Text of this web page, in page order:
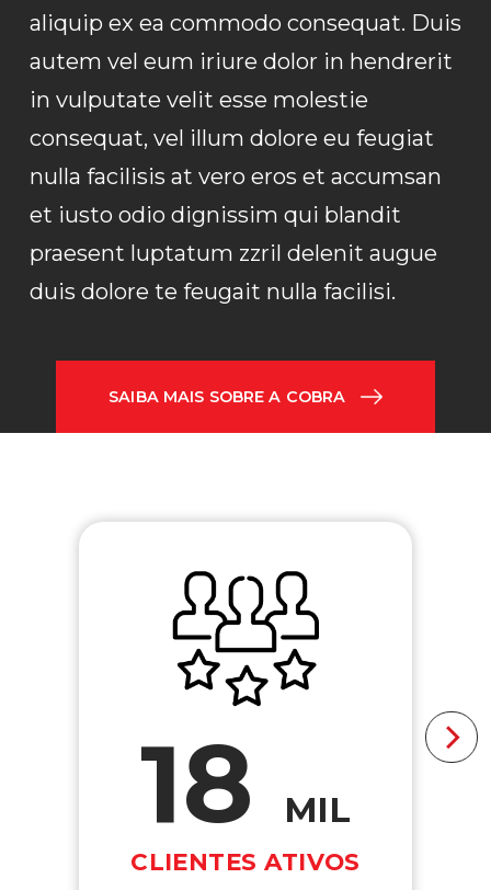
aliquip ex ea commodo consequat. Duis
autem vel eum iriure dolor in hendrerit
in vulputate velit esse molestie
consequat, vel illum dolore eu feugiat
nulla facilisis at vero eros et accumsan
et iusto odio dignissim qui blandit
praesent luptatum zzril delenit augue
duis dolore te feugait nulla facilisi.
SAIBA MAIS SOBRE A COBRA
18 MIL
CLIENTES ATIVOS